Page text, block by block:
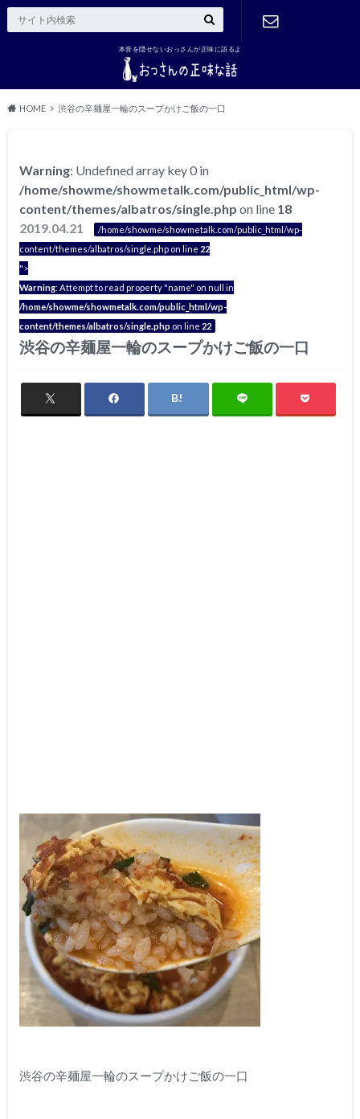
本音を隠せないおっさんが正味に語るよ
HOME 渋谷の辛麺屋一輪のスープかけご飯の一口
Warning: Undefined array key 0 in
/home/showme/showmetalk.com/public_html/wp-
content/themes/albatros/single.php on line 18
2019.04.21
/home/showme/showmetalk.com/public_html/wp-
content/themes/albatros/single.php on line 22
">
Warning: Attempt to read property "name" on null in
/home/showme/showmetalk.com/public_html/wp-
content/themes/albatros/single.php on line 22
渋谷の辛麺屋一輪のスープかけご飯の一口
渋谷の辛麺屋一輪のスープかけご飯の一口